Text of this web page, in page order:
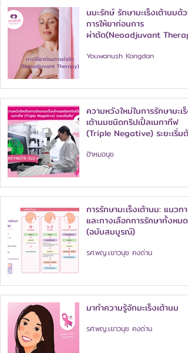
นมะรักษ์ รักษามะเร็งเต้านมด้วย
การให้ยาก่อนการ
ผ่าตัด(Neoadjuvant
Youwanush Kongdan
ความหวังใหม่ในการรักษามะเร็ง
เต้านมชนิดทริปเปิ้ลเนกาทีฟ
(Triple Negative) ระยะเริ่มต้น
ป้าหมอนุช
การรักษามะเร็งเต้านม: แนวทาง
และทางเลือกการรักษาทั้งหมด
(ฉบับสมบูรณ์)
รศ.พญ.เยาวนุช คงด่าน
มาทำความรู้จักมะเร็งเต้านม
รศ.พญ.เยาวนุช คงด่าน